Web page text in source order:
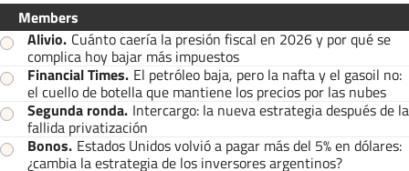
Members
Alivio. Cuánto caería la presión fiscal en 2026 y por qué se
complica hoy bajar más impuestos
Financial Times. El petróleo baja, pero la nafta y el gasoil no:
el cuello de botella que mantiene los precios por las nubes
Segunda ronda. Intercargo: la nueva estrategia después de la
fallida privatización
Bonos. Estados Unidos volvió a pagar más del 5% en dólares:
¿cambia la estrategia de los inversores argentinos?